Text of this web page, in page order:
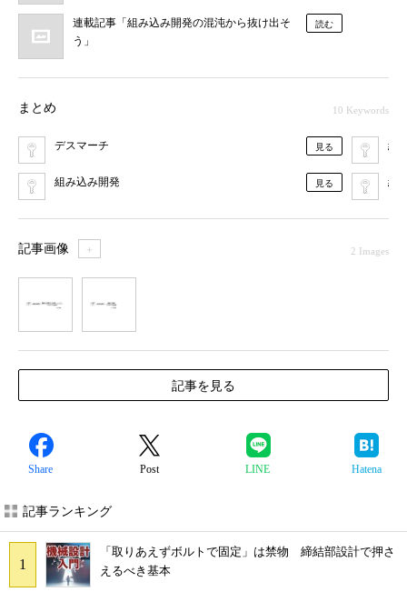
連載記事「組み込み開発の混沌から抜け出そ
う」
読む
まとめ 10 Keywords
デスマーチ 見る
組み込み開発 見る
組
組
記事画像 ＋ 2 Images
記事を見る
Share Post LINE Hatena
記事ランキング
「取りあえずボルトで固定」は禁物 締結部設計で押さ
えるべき基本